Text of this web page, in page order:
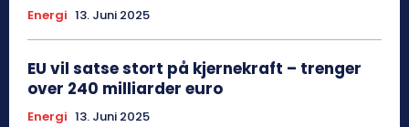
Energi 13. Juni 2025
EU vil satse stort på kjernekraft – trenger
over 240 milliarder euro
Energi 13. Juni 2025